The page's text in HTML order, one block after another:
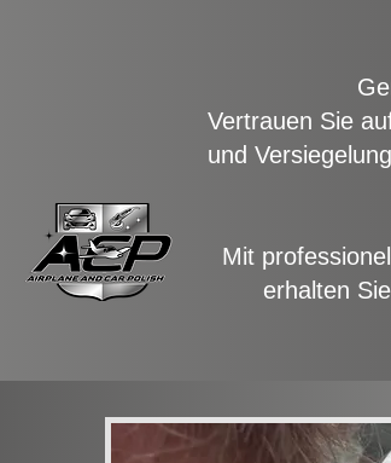
Vertrauen Sie
und
Mit
erhalten